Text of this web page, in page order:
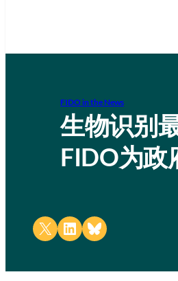
FIDO in the News
生物识别
FIDO为政
Share on X Share on LinkedIn
Share on Bluesky